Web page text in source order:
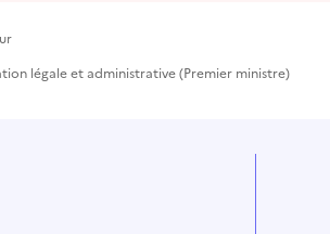
légale et administrative (Premier ministre)